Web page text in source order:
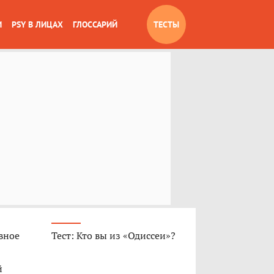
PSY В ЛИЦАХ ГЛОССАРИЙ ТЕСТЫ
Тест: Кто вы из «Одиссеи»?